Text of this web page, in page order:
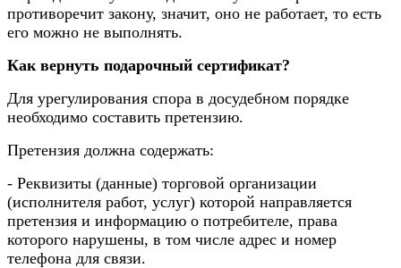
противоречит закону, значит, оно не работает, то есть
его можно не выполнять.
Как вернуть подарочный сертификат?
Для урегулирования спора в досудебном порядке
необходимо составить претензию.
Претензия должна содержать:
- Реквизиты (данные) торговой организации
(исполнителя работ, услуг) которой направляется
претензия и информацию о потребителе, права
которого нарушены, в том числе адрес и номер
телефона для связи.